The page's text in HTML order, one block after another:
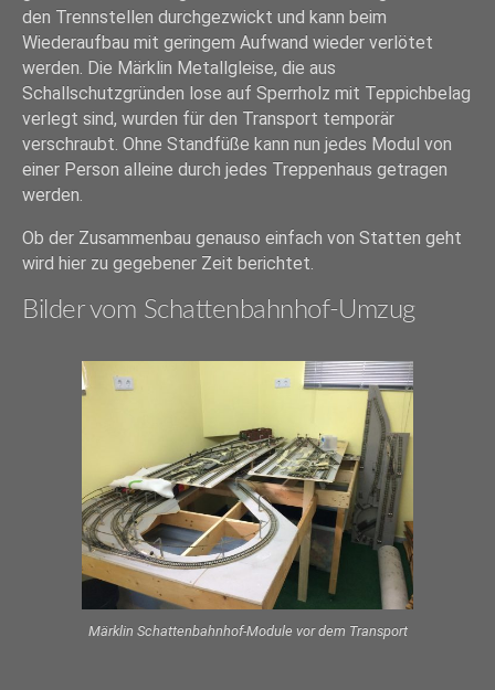
den Trennstellen durchgezwickt und kann beim
Wiederaufbau mit geringem Aufwand wieder verlötet
werden. Die Märklin Metallgleise, die aus
Schallschutzgründen lose auf Sperrholz mit Teppichbelag
verlegt sind, wurden für den Transport temporär
verschraubt. Ohne Standfüße kann nun jedes Modul von
einer Person alleine durch jedes Treppenhaus getragen
werden.
Ob der Zusammenbau genauso einfach von Statten geht
wird hier zu gegebener Zeit berichtet.
Bilder vom Schattenbahnhof-Umzug
Märklin Schattenbahnhof-Module vor dem Transport